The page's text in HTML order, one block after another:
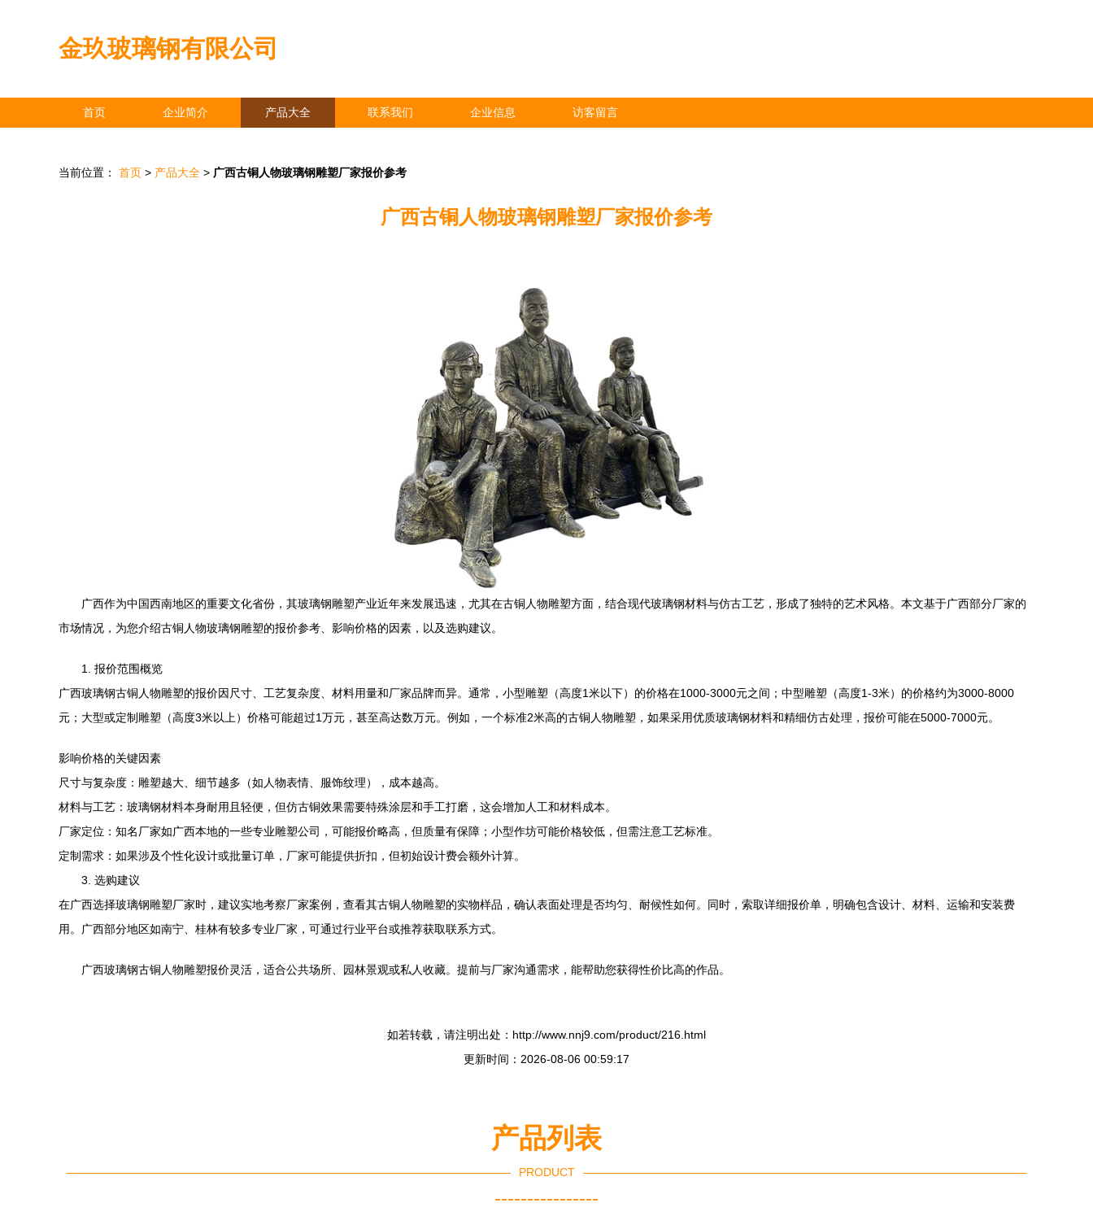
金玖玻璃钢有限公司
首页 企业简介 产品大全 联系我们 企业信息 访客留言
当前位置： 首页 > 产品大全 > 广西古铜人物玻璃钢雕塑厂家报价参考
广西古铜人物玻璃钢雕塑厂家报价参考
广西作为中国西南地区的重要文化省份，其玻璃钢雕塑产业近年来发展迅速，尤其在古铜人物雕塑方面，结合现代玻璃钢材料与仿古工艺，形成了独特的艺术风格。本文基于广西部分厂家的
市场情况，为您介绍古铜人物玻璃钢雕塑的报价参考、影响价格的因素，以及选购建议。
1. 报价范围概览
广西玻璃钢古铜人物雕塑的报价因尺寸、工艺复杂度、材料用量和厂家品牌而异。通常，小型雕塑（高度1米以下）的价格在1000-3000元之间；中型雕塑（高度1-3米）的价格约为3000-8000
元；大型或定制雕塑（高度3米以上）价格可能超过1万元，甚至高达数万元。例如，一个标准2米高的古铜人物雕塑，如果采用优质玻璃钢材料和精细仿古处理，报价可能在5000-7000元。
影响价格的关键因素
尺寸与复杂度：雕塑越大、细节越多（如人物表情、服饰纹理），成本越高。
材料与工艺：玻璃钢材料本身耐用且轻便，但仿古铜效果需要特殊涂层和手工打磨，这会增加人工和材料成本。
厂家定位：知名厂家如广西本地的一些专业雕塑公司，可能报价略高，但质量有保障；小型作坊可能价格较低，但需注意工艺标准。
定制需求：如果涉及个性化设计或批量订单，厂家可能提供折扣，但初始设计费会额外计算。
3. 选购建议
在广西选择玻璃钢雕塑厂家时，建议实地考察厂家案例，查看其古铜人物雕塑的实物样品，确认表面处理是否均匀、耐候性如何。同时，索取详细报价单，明确包含设计、材料、运输和安装费
用。广西部分地区如南宁、桂林有较多专业厂家，可通过行业平台或推荐获取联系方式。
广西玻璃钢古铜人物雕塑报价灵活，适合公共场所、园林景观或私人收藏。提前与厂家沟通需求，能帮助您获得性价比高的作品。
如若转载，请注明出处：http://www.nnj9.com/product/216.html
更新时间：2026-08-06 00:59:17
产品列表
PRODUCT
----------------